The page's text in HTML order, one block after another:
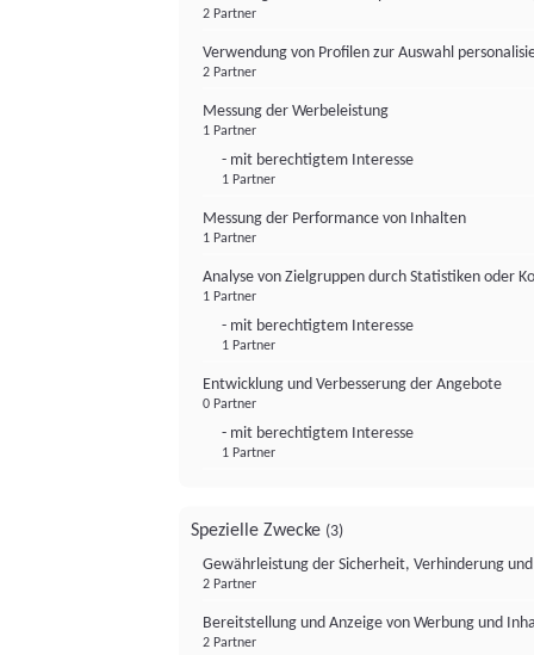
2 Partner
Verwendung von Profilen zur Auswahl
2 Partner
Messung der Werbeleistung
1 Partner
- mit berechtigtem Interesse
1 Partner
Messung der Performance von Inhalten
1 Partner
Analyse von Zielgruppen durch Statistiken oder
1 Partner
- mit berechtigtem Interesse
1 Partner
Entwicklung und Verbesserung der Angebote
0 Partner
- mit berechtigtem Interesse
1 Partner
Spezielle Zwecke (3)
Gewährleistung der Sicherheit, Verhinderung
2 Partner
Bereitstellung und Anzeige von Werbung und
2 Partner